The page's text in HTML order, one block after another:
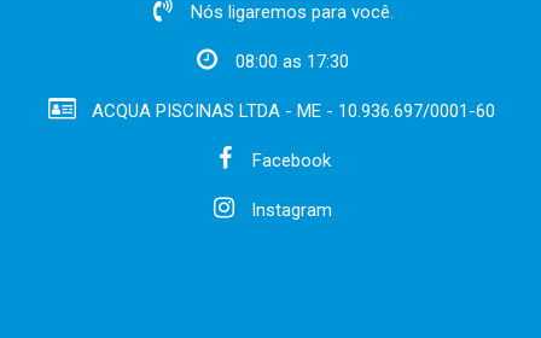
Nós ligaremos para você.
08:00 as 17:30
ACQUA PISCINAS LTDA - ME - 10.936.697/0001-60
Facebook
Instagram